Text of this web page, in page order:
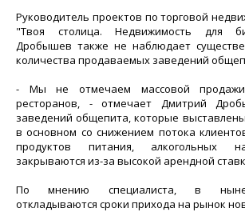
Руководитель проектов по торговой
"Твоя столица. Недвижимость для
Дробышев также не наблюдает
количества продаваемых заведений
- Мы не отмечаем массовой
ресторанов, - отмечает Дмитрий
заведений общепита, которые
в основном со снижением потока
продуктов питания, алкогольных
закрываются из-за высокой арендной
По мнению специалиста, в
откладываются сроки прихода на рынок